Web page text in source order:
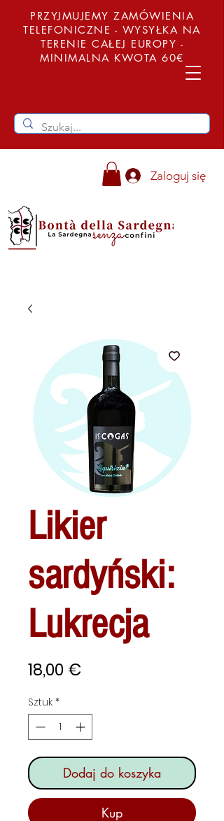
PRZYJMUJEMY ZAMÓWIENIA
TELEFONICZNE - WYSYŁKA NA
TERENIE CAŁEJ EUROPY -
MINIMALNA KWOTA 60€
Zaloguj się
Likier
sardyński:
Lukrecja
18,00 €
Sztuk *
Dodaj do koszyka
Kup